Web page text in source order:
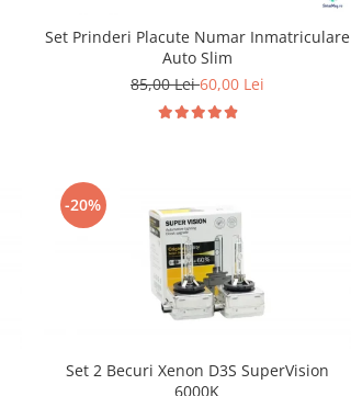
Set Prinderi Placute Numar Inmatriculare
Auto Slim
85,00 Lei60,00 Lei
-20%
Set 2 Becuri Xenon D3S SuperVision
6000K